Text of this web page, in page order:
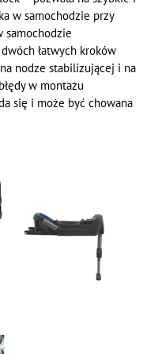
w samochodzie przy
samochodzie
łatwych kroków
nodze stabilizującej i na
w montażu
się i może być chowana